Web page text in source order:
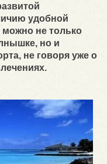
удобной
не только
но и
не говоря уже о